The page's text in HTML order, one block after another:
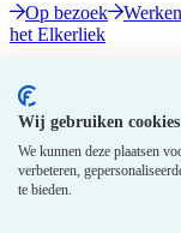
Wij gebruiken cookies
We kunnen deze plaatsen
verbeteren,
te bieden.
Op bezoek
het Elkerliek
Volg ons